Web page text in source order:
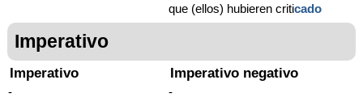
que (ellos) hubieren criticado
Imperativo
Imperativo
-
Imperativo negativo
-